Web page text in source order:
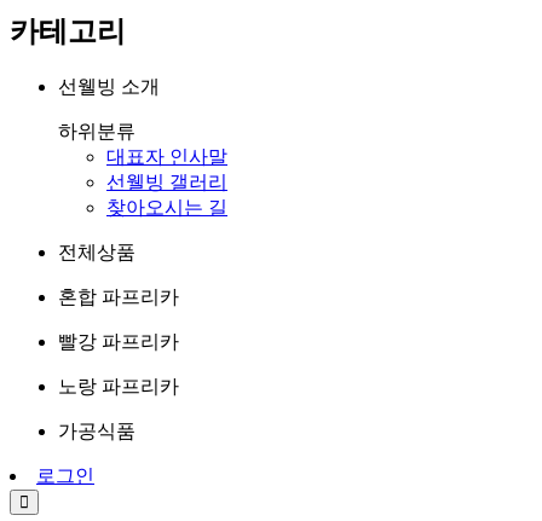
카테고리
선웰빙 소개
하위분류
대표자 인사말
선웰빙 갤러리
찾아오시는 길
전체상품
혼합 파프리카
빨강 파프리카
노랑 파프리카
가공식품
로그인